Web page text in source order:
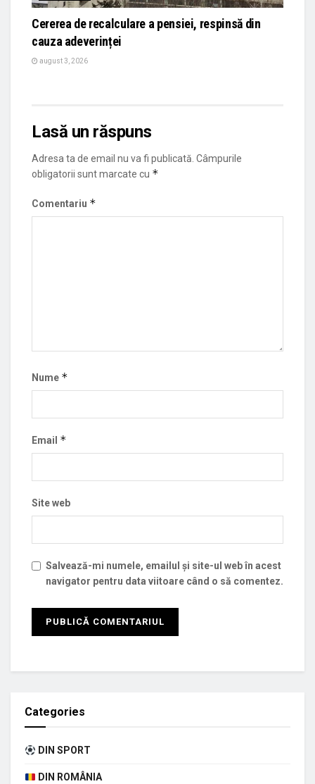
Cererea de recalculare a pensiei, respinsă din
cauza adeverinței
august 3, 2026
Lasă un răspuns
Adresa ta de email nu va fi publicată. Câmpurile
obligatorii sunt marcate cu *
Comentariu *
Nume *
Email *
Site web
Salvează-mi numele, emailul și site-ul web în acest
navigator pentru data viitoare când o să comentez.
Categories
DIN SPORT
DIN ROMÂNIA